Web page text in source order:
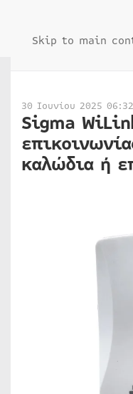
Skip to main
30 Ιουνίου 2025 06:32
Sigma
καλώδια ή